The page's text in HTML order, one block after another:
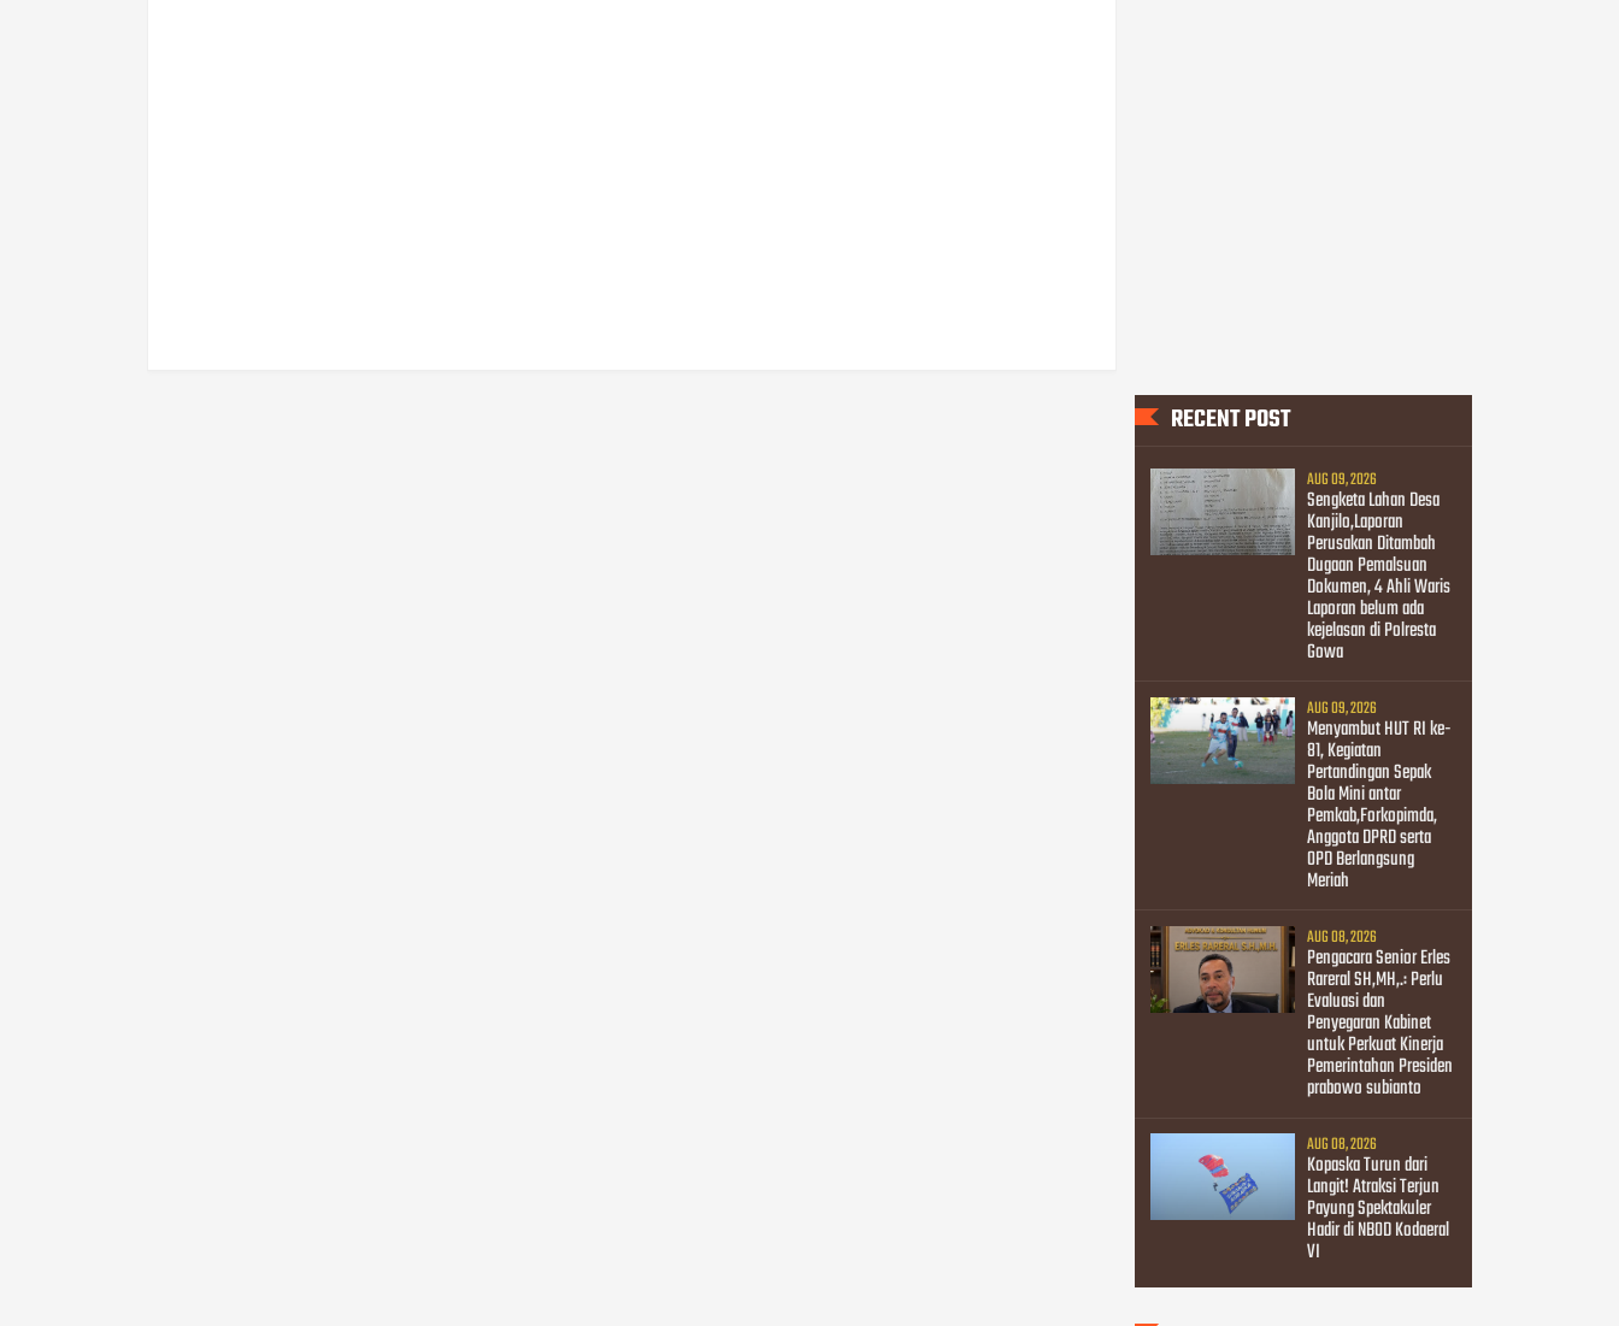
RECENT POST
AUG 09, 2026
Sengketa Lahan Desa
Kanjilo,Laporan
Perusakan Ditambah
Dugaan Pemalsuan
Dokumen, 4 Ahli Waris
Laporan belum ada
kejelasan di Polresta
Gowa
AUG 09, 2026
Menyambut HUT RI ke-
81, Kegiatan
Pertandingan Sepak
Bola Mini antar
Pemkab,Forkopimda,
Anggota DPRD serta
OPD Berlangsung
Meriah
AUG 08, 2026
Pengacara Senior Erles
Rareral SH,MH,.: Perlu
Evaluasi dan
Penyegaran Kabinet
untuk Perkuat Kinerja
Pemerintahan Presiden
prabowo subianto
AUG 08, 2026
Kopaska Turun dari
Langit! Atraksi Terjun
Payung Spektakuler
Hadir di NBOD Kodaeral
VI